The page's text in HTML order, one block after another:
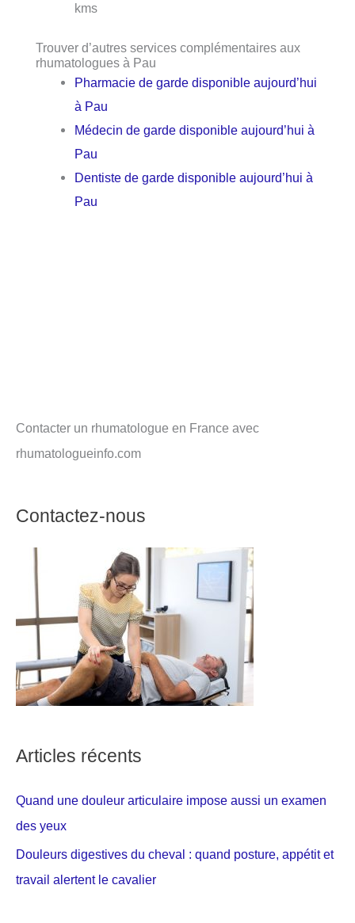
kms
Trouver d’autres services complémentaires aux
rhumatologues à Pau
Pharmacie de garde disponible aujourd’hui
à Pau
Médecin de garde disponible aujourd’hui à
Pau
Dentiste de garde disponible aujourd’hui à
Pau
Contacter un rhumatologue en France avec
rhumatologueinfo.com
Contactez-nous
Articles récents
Quand une douleur articulaire impose aussi un examen
des yeux
Douleurs digestives du cheval : quand posture, appétit et
travail alertent le cavalier